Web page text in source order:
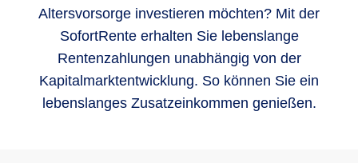
Altersvorsorge investieren möchten? Mit der
SofortRente erhalten Sie lebenslange
Rentenzahlungen unabhängig von der
Kapitalmarktentwicklung. So können Sie ein
lebenslanges Zusatzeinkommen genießen.